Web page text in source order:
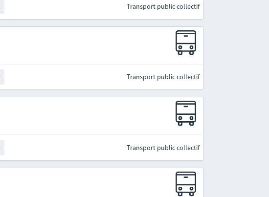
Transport public collectif
Transport public collectif
Transport public collectif